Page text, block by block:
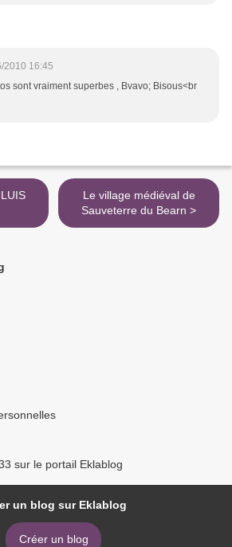
2010 16:45
sont vraiment superbes , Bvavo; Bisous<br
Le village médiéval de
Sauveterre du Bearn >
sur le portail Eklablog
un blog sur Eklablog
Créer un blog